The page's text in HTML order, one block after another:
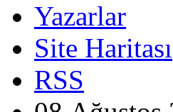
Yazarlar
Site Haritası
RSS